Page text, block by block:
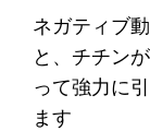
ネガティブ
と、チチン
って強力に
ます